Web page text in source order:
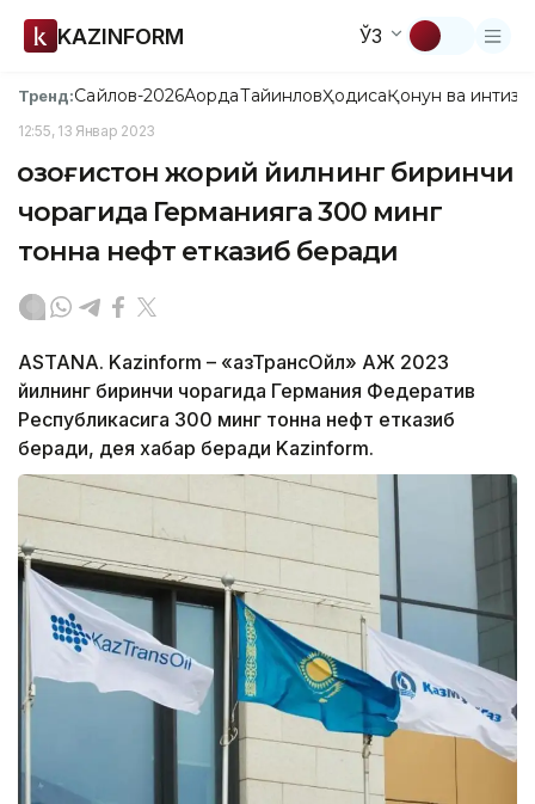
KAZINFORM ЎЗ
Тренд:Сайлов-2026АқордаТайинловҲодисаҚонун ва
12:55, 13 Январ 2023
Қозоғистон жорий йилнинг биринчи
чорагида Германияга 300 минг
тонна нефт етказиб беради
ASTANA. Kazinform – «ҚазТрансОйл» АЖ 2023
йилнинг биринчи чорагида Германия Федератив
Республикасига 300 минг тонна нефт етказиб
беради, дея хабар беради Kazinform.